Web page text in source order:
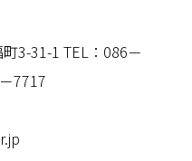
3-31-1 TEL：086－
7717